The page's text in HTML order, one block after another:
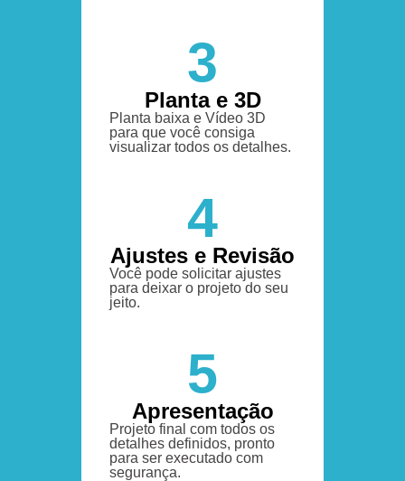
3
Planta e 3D
Planta baixa e Vídeo 3D
para que você consiga
visualizar todos os detalhes.
4
Ajustes e Revisão
Você pode solicitar ajustes
para deixar o projeto do seu
jeito.
5
Apresentação
Projeto final com todos os
detalhes definidos, pronto
para ser executado com
segurança.